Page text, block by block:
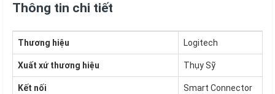
Thông tin chi tiết
Thương hiệu Logitech
Xuất xứ thương hiệu Thụy Sỹ
Kết nối Smart Connector